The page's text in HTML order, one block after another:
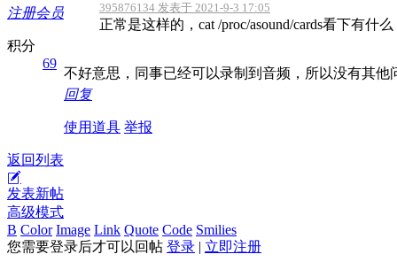
注册会员
积分
69
395876134 发表于 2021-9-3 17:05
正常是这样的，cat /proc/asound/cards看下有什么
不好意思，同事已经可以录制到音频，所以没有其他
回复
使用道具 举报
返回列表
发表新帖
高级模式
B Color Image Link Quote Code Smilies
您需要登录后才可以回帖 登录 | 立即注册